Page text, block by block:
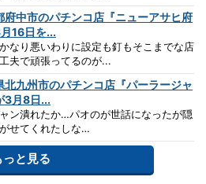
府中市のパチンコ店『ニューアサヒ府
16日を...
なり悪いわりに設定も釘もそこまでな店
夫で頑張ってるのが...
北九州市のパチンコ店『パーラージャ
3月8日...
ン潰れたか…パオのが世話になったが隠
せてくれたしな…
っと見る